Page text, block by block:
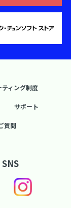
ティング制度
サポート
質問